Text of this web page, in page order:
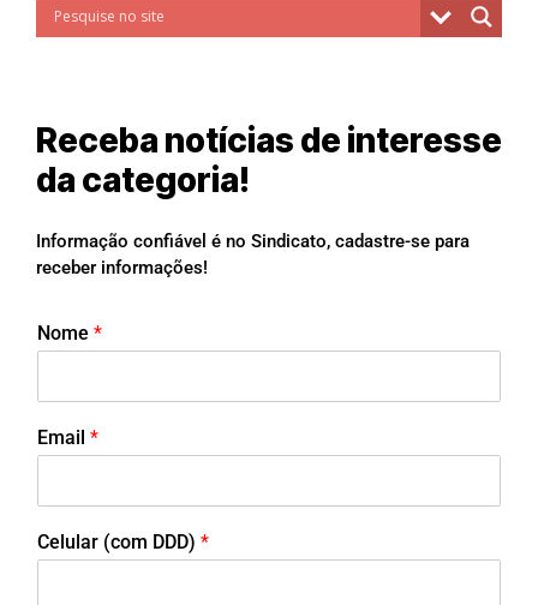
Receba notícias de interesse
da categoria!
Informação confiável é no Sindicato, cadastre-se para
receber informações!
Nome *
Email *
Celular (com DDD) *